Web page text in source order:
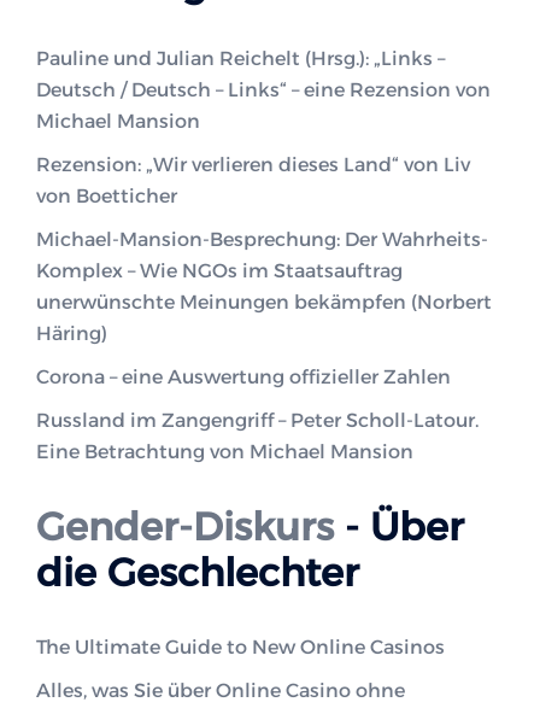
Pauline und Julian Reichelt (Hrsg.): „Links –
Deutsch / Deutsch – Links“ – eine Rezension von
Michael Mansion
Rezension: „Wir verlieren dieses Land“ von Liv
von Boetticher
Michael-Mansion-Besprechung: Der Wahrheits-
Komplex – Wie NGOs im Staatsauftrag
unerwünschte Meinungen bekämpfen (Norbert
Häring)
Corona – eine Auswertung offizieller Zahlen
Russland im Zangengriff – Peter Scholl-Latour.
Eine Betrachtung von Michael Mansion
Gender-Diskurs- Über
die Geschlechter
The Ultimate Guide to New Online Casinos
Alles, was Sie über Online Casino ohne